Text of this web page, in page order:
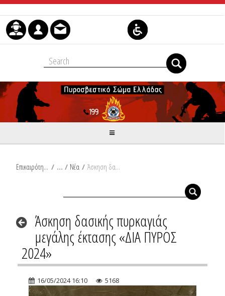
Μετάβαση στο περιεχόμενο
Επικαιρότητα / Νέα / Άσκηση δασικής πυρκαγιάς μεγάλης έκτασης «ΔΙΑ ΠΥΡΟΣ 2024»
Άσκηση δασικής πυρκαγιάς
μεγάλης έκτασης «ΔΙΑ ΠΥΡΟΣ
2024»
16/05/2024 16:10 5168